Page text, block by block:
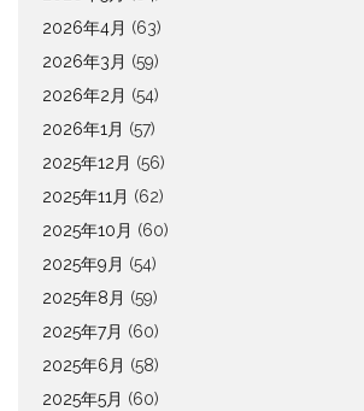
2026年4月 (63)
2026年3月 (59)
2026年2月 (54)
2026年1月 (57)
2025年12月 (56)
2025年11月 (62)
2025年10月 (60)
2025年9月 (54)
2025年8月 (59)
2025年7月 (60)
2025年6月 (58)
2025年5月 (60)